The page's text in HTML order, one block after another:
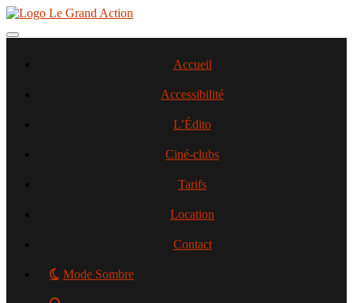
Aller
contenu
Toggle navigation
Accueil
Accessibilité
L’Édito
Ciné-clubs
Tarifs
Location
Contact
Mode Sombre